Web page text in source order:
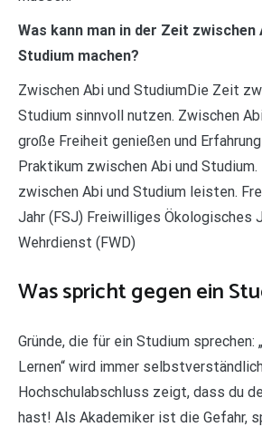
Was kann man in der Zeit zwischen
Studium machen?
Zwischen Abi und StudiumDie Zeit
Studium sinnvoll nutzen. Zwischen
große Freiheit genießen und
Praktikum zwischen Abi und
zwischen Abi und Studium leisten.
Jahr (FSJ) Freiwilliges Ökologisches
Wehrdienst (FWD)
Was spricht gegen ein
Gründe, die für ein Studium sprechen:
Lernen“ wird immer
Hochschulabschluss zeigt, dass du
hast! Als Akademiker ist die Gefahr,